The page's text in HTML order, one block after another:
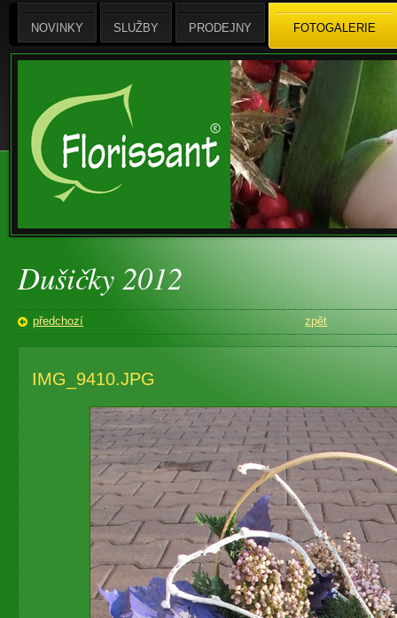
Dušičky 2012
předchozí zpět
IMG_9410.JPG
NOVINKY SLUŽBY PRODEJNY FOTOGALERIE